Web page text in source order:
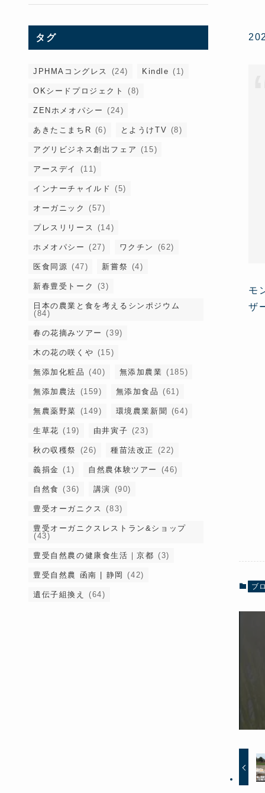
モ
ザ
ブ
タグ
JPHMAコングレス (24) Kindle (1)
OKシードプロジェクト (8)
ZENホメオパシー (24)
あきたこまちR (6) とようけTV (8)
アグリビジネス創出フェア (15)
アースデイ (11)
インナーチャイルド (5)
オーガニック (57)
プレスリリース (14)
ホメオパシー (27) ワクチン (62)
医食同源 (47) 新嘗祭 (4)
新春豊受トーク (3)
日本の農業と食を考えるシンポジウム
(84)
春の花摘みツアー (39)
木の花の咲くや (15)
無添加化粧品 (40) 無添加農業 (185)
無添加農法 (159) 無添加食品 (61)
無農薬野菜 (149) 環境農業新聞 (64)
生草花 (19) 由井寅子 (23)
秋の収穫祭 (26) 種苗法改正 (22)
義捐金 (1) 自然農体験ツアー (46)
自然食 (36) 講演 (90)
豊受オーガニクス (83)
豊受オーガニクスレストラン&ショップ
(43)
豊受自然農の健康食生活｜京都 (3)
豊受自然農 函南 | 静岡 (42)
遺伝子組換え (64)